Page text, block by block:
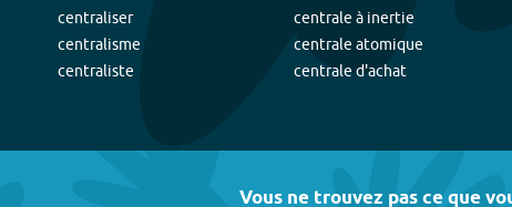
centraliser
centralisme
centraliste
centrale à inertie
centrale atomique
centrale d'achat
Vous ne trouvez pas ce que